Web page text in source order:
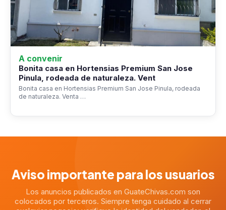
A convenir
Bonita casa en Hortensias Premium San Jose
Pinula, rodeada de naturaleza. Vent
Bonita casa en Hortensias Premium San Jose Pinula, rodeada
de naturaleza. Venta …
Aviso importante para los usuarios
Los anuncios publicados en GuateChivas.com son
colocados por terceros. Siempre tenga cuidado al cerrar